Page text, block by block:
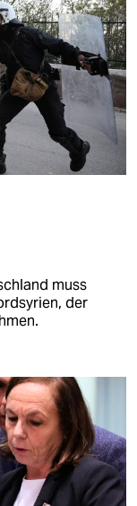
muss
der